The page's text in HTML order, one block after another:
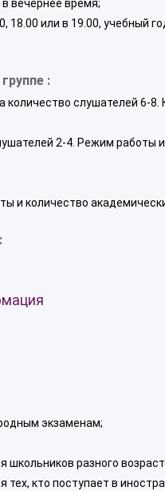
вечернее время;
18.00 или в 19.00, учебный
:
количество слушателей 6-
2-4. Режим работы
и количество
экзаменам;
разного
кто поступает в